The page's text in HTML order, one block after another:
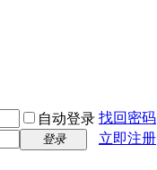
自动登录 找回密码
登录 立即注册